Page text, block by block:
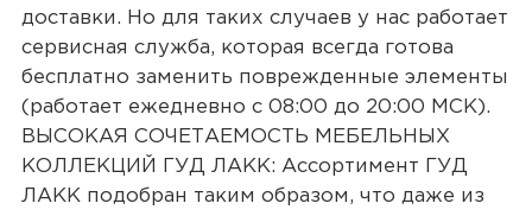
доставки. Но для таких случаев у нас работает
сервисная служба, которая всегда готова
бесплатно заменить поврежденные элементы
(работает ежедневно с 08:00 до 20:00 МСК).
ВЫСОКАЯ СОЧЕТАЕМОСТЬ МЕБЕЛЬНЫХ
КОЛЛЕКЦИЙ ГУД ЛАКК: Ассортимент ГУД
ЛАКК подобран таким образом, что даже из